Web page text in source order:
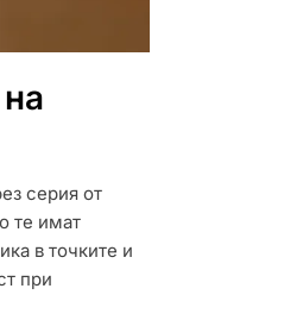
серия от
те имат
в точките и
при